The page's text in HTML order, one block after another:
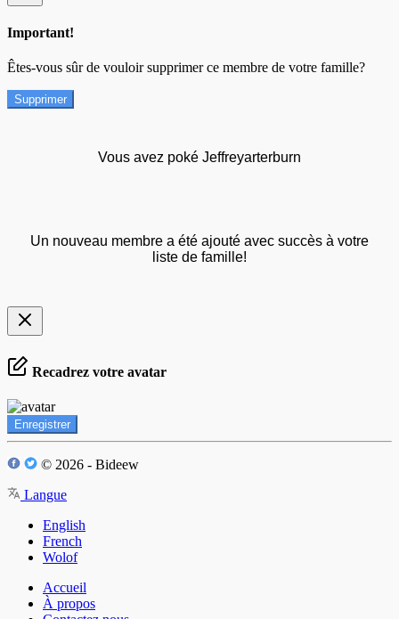
Important!
Êtes-vous sûr de vouloir supprimer ce membre de votre famille?
Supprimer
Vous avez poké Jeffreyarterburn
Un nouveau membre a été ajouté avec succès à votre
liste de famille!
Recadrez votre avatar
Enregistrer
© 2026 - Bideew
Langue
English
French
Wolof
Accueil
À propos